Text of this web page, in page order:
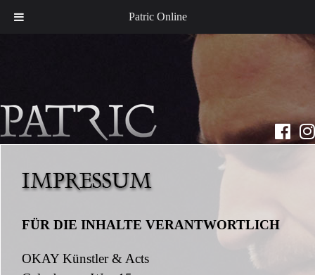
FÜR DIE INHALTE VERANTWORTLICH
OKAY Künstler & Acts
Patric Online